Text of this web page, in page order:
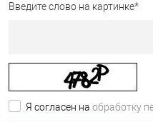
Введите слово на картинке*
Я согласен на обработку